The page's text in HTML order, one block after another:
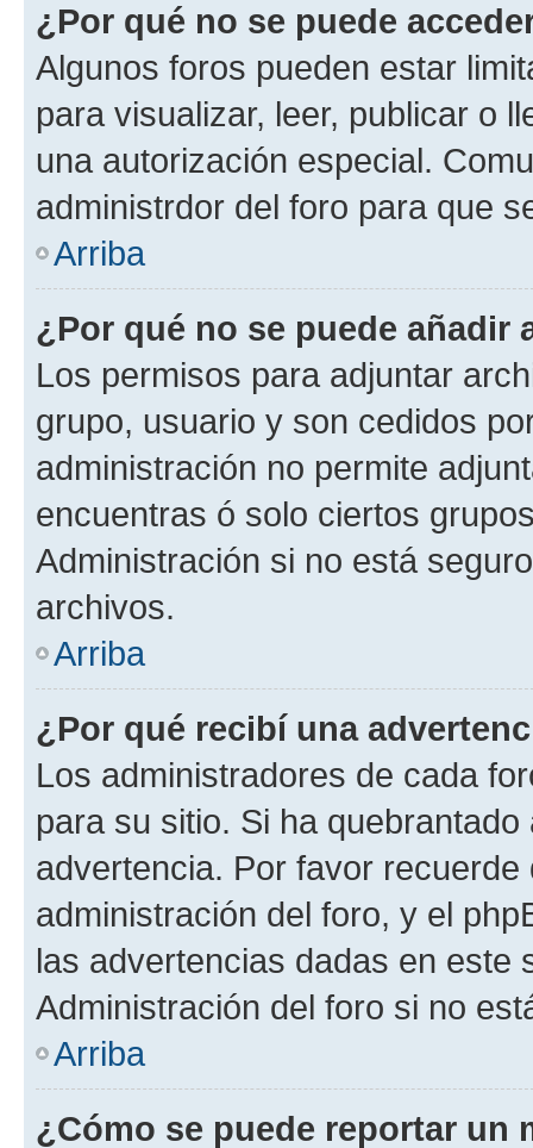
¿Por qué no se puede
Algunos foros pueden estar
para visualizar, leer, publicar o
una autorización especial.
administrdor del foro para que
Arriba
¿Por qué no se puede añadir
Los permisos para adjuntar
grupo, usuario y son cedidos
administración no permite
encuentras ó solo ciertos
Administración si no está
archivos.
Arriba
¿Por qué recibí una
Los administradores de cada
para su sitio. Si ha
advertencia. Por favor
administración del foro, y el
las advertencias dadas en este
Administración del foro si no
Arriba
¿Cómo se puede reportar un